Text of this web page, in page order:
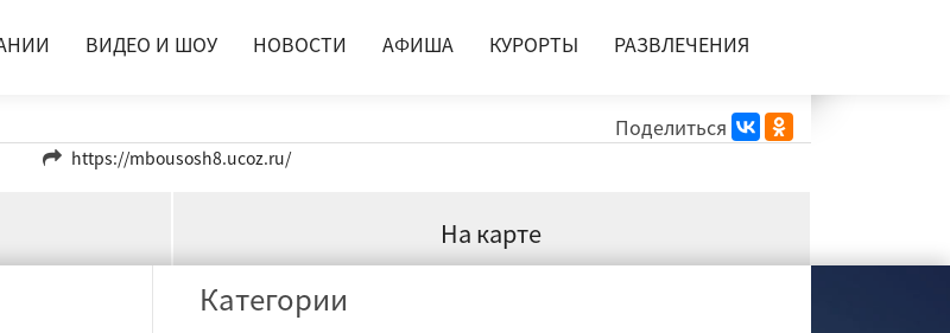
ВИДЕО И ШОУ НОВОСТИ АФИША КУРОРТЫ РАЗВЛЕЧЕНИЯ
Поделиться
https://mbousosh8.ucoz.ru/
На карте
Категории